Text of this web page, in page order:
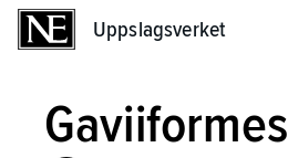
Uppslagsverket
Gaviiformes